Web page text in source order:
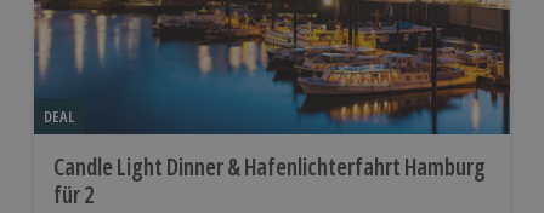
DEAL
Candle Light Dinner & Hafenlichterfahrt Hamburg
für 2